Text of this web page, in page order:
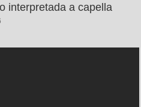
interpretada a capella